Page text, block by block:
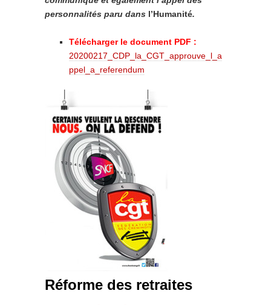
personnalités paru dans l’Humanité.
Télécharger le document PDF :
20200217_CDP_la_CGT_approuve_l_a
ppel_a_referendum
Réforme des retraites